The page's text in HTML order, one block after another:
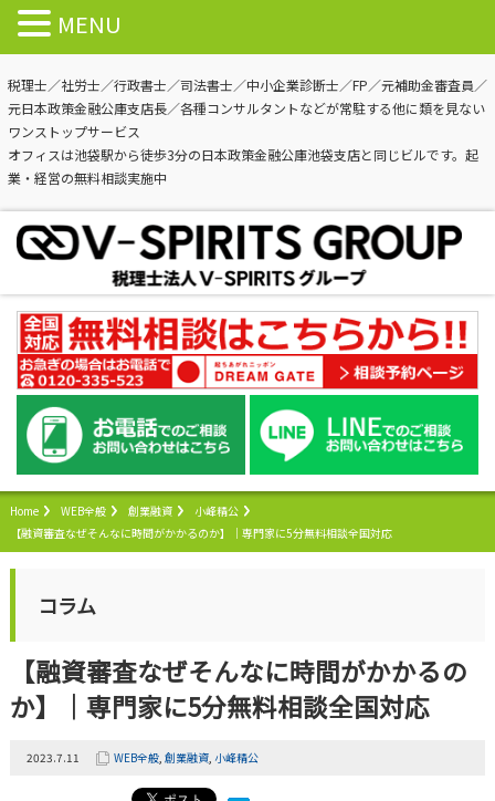
税理士／社労士／行政書士／司法書士／中小企業診断士／FP／元補助金審査員／
元日本政策金融公庫支店長／各種コンサルタントなどが常駐する他に類を見ない
ワンストップサービス
オフィスは池袋駅から徒歩3分の日本政策金融公庫池袋支店と同じビルです。起
業・経営の無料相談実施中
Home WEB全般 創業融資
小峰精公
【融資審査なぜそんなに時間がかかるのか】｜専門家に5分無料相談全国対応
コラム
【融資審査なぜそんなに時間がかかるの
か】｜専門家に5分無料相談全国対応
2023.7.11 WEB全般, 創業融資, 小峰精公
MENU